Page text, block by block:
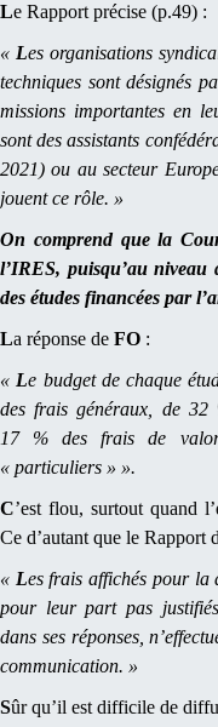
Le Rapport précise (p.49) :
« Les organisations
techniques sont désignés
missions importantes en
sont des assistants
2021) ou au secteur
jouent ce rôle. »
On comprend que la
l’IRES, puisqu’au
des études financées par
La réponse de FO :
« Le budget de chaque
des frais généraux, de 32
17 % des frais de
« particuliers » ».
C’est flou, surtout quand
Ce d’autant que le Rapport
« Les frais affichés pour la
pour leur part pas
dans ses réponses,
communication. »
Sûr qu’il est difficile de